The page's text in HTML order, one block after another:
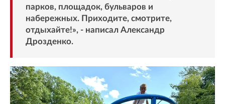
парков, площадок, бульваров и
набережных. Приходите, смотрите,
отдыхайте!», - написал Александр
Дрозденко.